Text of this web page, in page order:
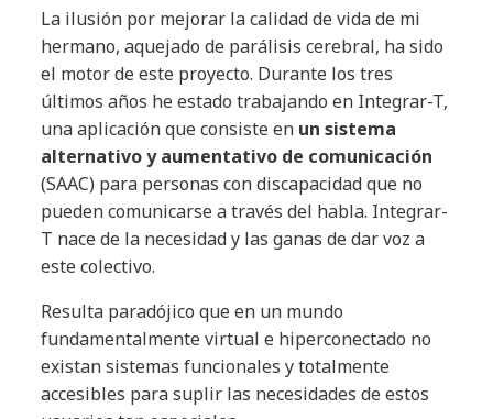
La ilusión por mejorar la calidad de vida de mi
hermano, aquejado de parálisis cerebral, ha sido
el motor de este proyecto. Durante los tres
últimos años he estado trabajando en Integrar-T,
una aplicación que consiste en un sistema
alternativo y aumentativo de comunicación
(SAAC) para personas con discapacidad que no
pueden comunicarse a través del habla. Integrar-
T nace de la necesidad y las ganas de dar voz a
este colectivo.
Resulta paradójico que en un mundo
fundamentalmente virtual e hiperconectado no
existan sistemas funcionales y totalmente
accesibles para suplir las necesidades de estos